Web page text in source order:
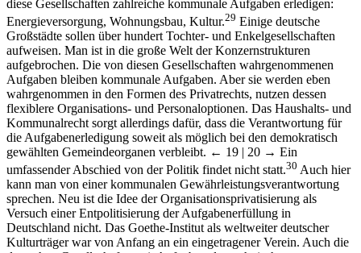
diese Gesellschaften zahlreiche kommunale Aufgaben erledigen:
Energieversorgung, Wohnungsbau, Kultur.29 Einige deutsche
Großstädte sollen über hundert Tochter- und Enkelgesellschaften
aufweisen. Man ist in die große Welt der Konzernstrukturen
aufgebrochen. Die von diesen Gesellschaften wahrgenommenen
Aufgaben bleiben kommunale Aufgaben. Aber sie werden eben
wahrgenommen in den Formen des Privatrechts, nutzen dessen
flexiblere Organisations- und Personaloptionen. Das Haushalts- und
Kommunalrecht sorgt allerdings dafür, dass die Verantwortung für
die Aufgabenerledigung soweit als möglich bei den demokratisch
gewählten Gemeindeorganen verbleibt. ← 19 | 20 → Ein
umfassender Abschied von der Politik findet nicht statt.30 Auch hier
kann man von einer kommunalen Gewährleistungsverantwortung
sprechen. Neu ist die Idee der Organisationsprivatisierung als
Versuch einer Entpolitisierung der Aufgabenerfüllung in
Deutschland nicht. Das Goethe-Institut als weltweiter deutscher
Kulturträger war von Anfang an ein eingetragener Verein. Auch die